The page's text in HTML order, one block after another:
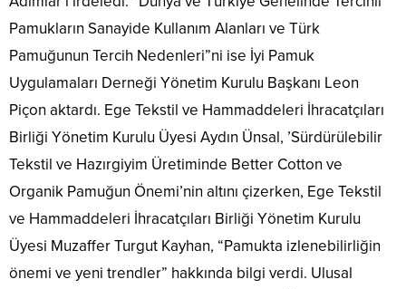
Pamukların Sanayide Kullanım Alanları ve Türk
Pamuğunun Tercih Nedenleri”ni ise İyi Pamuk
Uygulamaları Derneği Yönetim Kurulu Başkanı Leon
Piçon aktardı. Ege Tekstil ve Hammaddeleri İhracatçıları
Birliği Yönetim Kurulu Üyesi Aydın Ünsal, ’Sürdürülebilir
Tekstil ve Hazırgiyim Üretiminde Better Cotton ve
Organik Pamuğun Önemi’nin altını çizerken, Ege Tekstil
ve Hammaddeleri İhracatçıları Birliği Yönetim Kurulu
Üyesi Muzaffer Turgut Kayhan, “Pamukta izlenebilirliğin
önemi ve yeni trendler” hakkında bilgi verdi. Ulusal